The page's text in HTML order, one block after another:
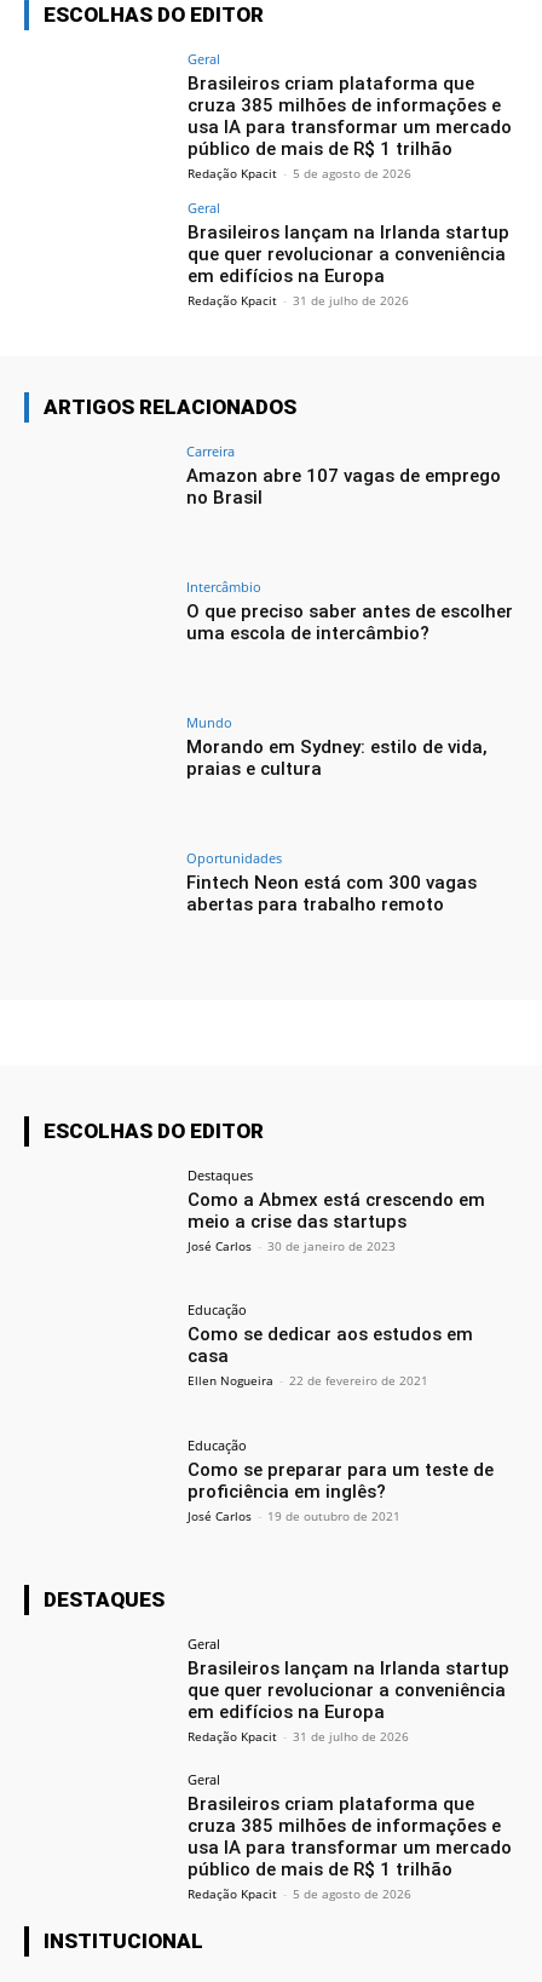
ESCOLHAS DO EDITOR
Geral
Brasileiros criam plataforma que
cruza 385 milhões de informações e
usa IA para transformar um mercado
público de mais de R$ 1 trilhão
Redação Kpacit - 5 de agosto de 2026
Geral
Brasileiros lançam na Irlanda startup
que quer revolucionar a conveniência
em edifícios na Europa
Redação Kpacit - 31 de julho de 2026
ARTIGOS RELACIONADOS
Carreira
Amazon abre 107 vagas de emprego
no Brasil
Intercâmbio
O que preciso saber antes de escolher
uma escola de intercâmbio?
Mundo
Morando em Sydney: estilo de vida,
praias e cultura
Oportunidades
Fintech Neon está com 300 vagas
abertas para trabalho remoto
ESCOLHAS DO EDITOR
Destaques
Como a Abmex está crescendo em
meio a crise das startups
José Carlos - 30 de janeiro de 2023
Educação
Como se dedicar aos estudos em
casa
Ellen Nogueira - 22 de fevereiro de 2021
Educação
Como se preparar para um teste de
proficiência em inglês?
José Carlos - 19 de outubro de 2021
DESTAQUES
Geral
Brasileiros lançam na Irlanda startup
que quer revolucionar a conveniência
em edifícios na Europa
Redação Kpacit - 31 de julho de 2026
Geral
Brasileiros criam plataforma que
cruza 385 milhões de informações e
usa IA para transformar um mercado
público de mais de R$ 1 trilhão
Redação Kpacit - 5 de agosto de 2026
INSTITUCIONAL